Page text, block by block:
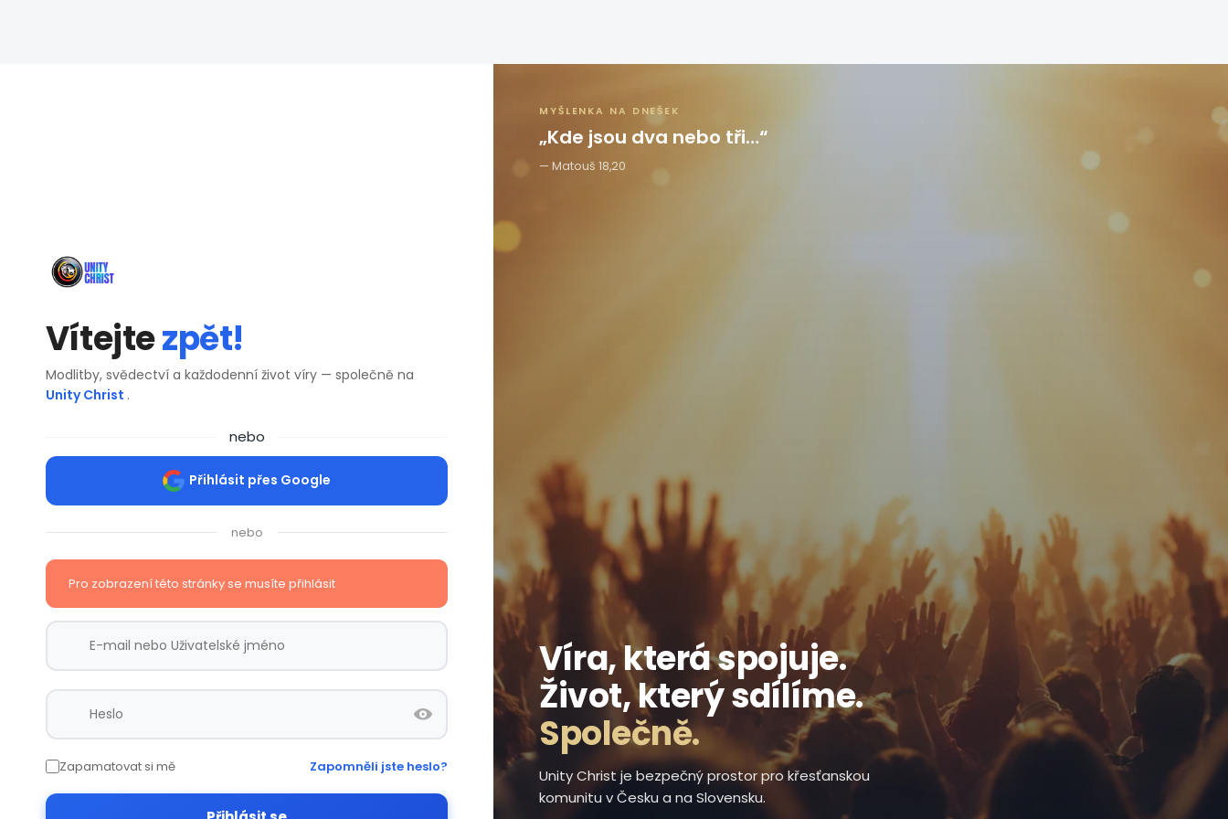
Vítejtezpět!
Modlitby, svědectví a každodenní život víry — společně na
Unity Christ .
nebo
Přihlásit přes Google
nebo
Pro zobrazení této stránky se musíte přihlásit
Zapamatovat si mě Zapomněli jste heslo?
Víra, která spojuje.
Život, který sdílíme.
Společně.
Unity Christ je bezpečný prostor pro křesťanskou
komunitu v Česku a na Slovensku.
MYŠLENKA NA DNEŠEK
„Kde jsou dva nebo tři…“
Matouš 18,20